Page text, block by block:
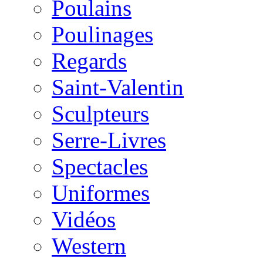
Poulains
Poulinages
Regards
Saint-Valentin
Sculpteurs
Serre-Livres
Spectacles
Uniformes
Vidéos
Western